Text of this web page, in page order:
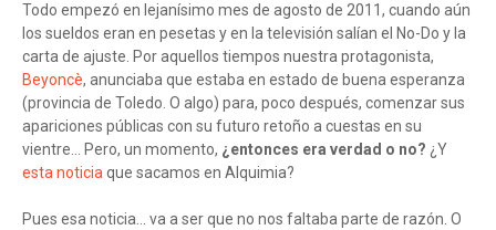
Todo empezó en lejanísimo mes de agosto de 2011, cuando aún
los sueldos eran en pesetas y en la televisión salían el No-Do y la
carta de ajuste. Por aquellos tiempos nuestra protagonista,
Beyoncè, anunciaba que estaba en estado de buena esperanza
(provincia de Toledo. O algo) para, poco después, comenzar sus
apariciones públicas con su futuro retoño a cuestas en su
vientre... Pero, un momento, ¿entonces era verdad o no? ¿Y
esta noticiaque sacamos en Alquimia?
Pues esa noticia... va a ser que no nos faltaba parte de razón. O